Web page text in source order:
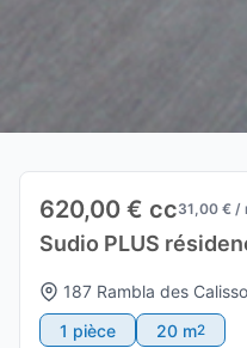
620,00 € cc31,00 € /
Sudio PLUS
187 Rambla des
1 pièce
20 m2